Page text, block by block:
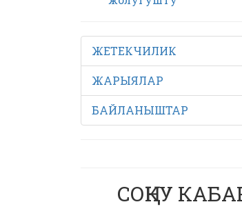
ЖЕТЕКЧИЛИК
ЖАРЫЯЛАР
БАЙЛАНЫШТАР
СОҢКУ